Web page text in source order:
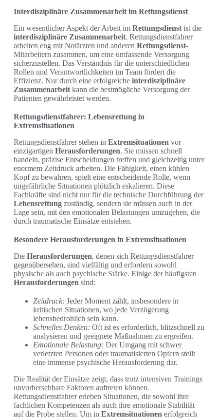
Interdisziplinäre Zusammenarbeit im Rettungsdienst
Ein wesentlicher Aspekt der Arbeit im Rettungsdienst ist die
interdisziplinäre Zusammenarbeit. Rettungsdienstfahrer
arbeiten eng mit Notärzten und anderen Rettungsdienst-
Mitarbeitern zusammen, um eine umfassende Versorgung
sicherzustellen. Das Verständnis für die unterschiedlichen
Rollen und Verantwortlichkeiten im Team fördert die
Effizienz. Nur durch eine erfolgreiche interdisziplinäre
Zusammenarbeit kann die bestmögliche Versorgung der
Patienten gewährleistet werden.
Rettungsdienstfahrer: Lebensrettung in
Extremsituationen
Rettungsdienstfahrer stehen in Extremsituationen vor
einzigartigen Herausforderungen. Sie müssen schnell
handeln, präzise Entscheidungen treffen und gleichzeitig unter
enormem Zeitdruck arbeiten. Die Fähigkeit, einen kühlen
Kopf zu bewahren, spielt eine entscheidende Rolle, wenn
ungefährliche Situationen plötzlich eskalieren. Diese
Fachkräfte sind nicht nur für die technische Durchführung der
Lebensrettung zuständig, sondern sie müssen auch in der
Lage sein, mit den emotionalen Belastungen umzugehen, die
durch traumatische Einsätze entstehen.
Besondere Herausforderungen in Extremsituationen
Die Herausforderungen, denen sich Rettungsdienstfahrer
gegenübersehen, sind vielfältig und erfordern sowohl
physische als auch psychische Stärke. Einige der häufigsten
Herausforderungen sind:
Zeitdruck: Jeder Moment zählt, insbesondere in
kritischen Situationen, wo jede Verzögerung
lebensbedrohlich sein kann.
Schnelles Denken: Oft ist es erforderlich, blitzschnell zu
analysieren und geeignete Maßnahmen zu ergreifen.
Emotionale Belastung: Der Umgang mit schwer
verletzten Personen oder traumatisierten Opfern stellt
eine immense psychische Herausforderung dar.
Die Realität der Einsätze zeigt, dass trotz intensiven Trainings
unvorhersehbare Faktoren auftreten können.
Rettungsdienstfahrer erleben Situationen, die sowohl ihre
fachlichen Kompetenzen als auch ihre emotionale Stabilität
auf die Probe stellen. Um in Extremsituationen erfolgreich